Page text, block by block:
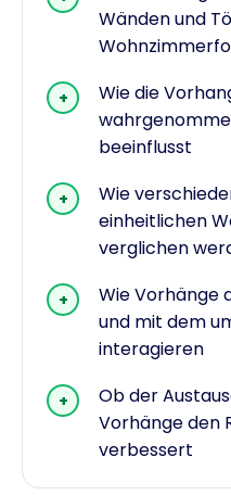
Wänden und
+
Wie die
beeinflusst
+
Wie
einheitlichen
verglichen
+
Wie Vorhänge
und mit dem
interagieren
+
Ob der
Vorhänge den
verbessert